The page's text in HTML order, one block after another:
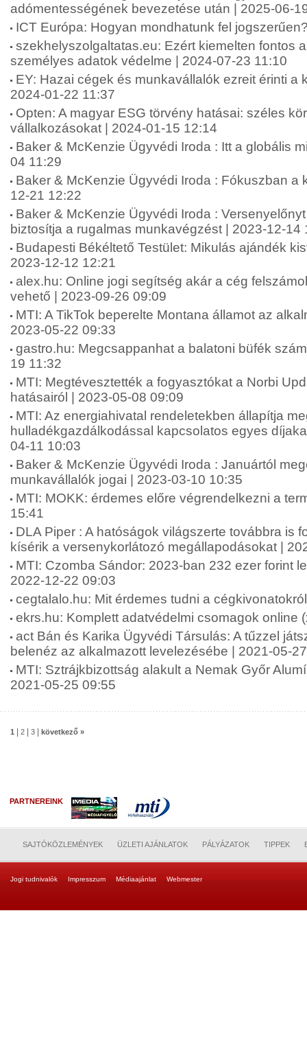
adómentességének bevezetése után | 2025-06-
ICT Európa: Hogyan mondhatunk fel
szekhelyszolgaltatas.eu: Ezért kiemelten fontos
személyes adatok védelme | 2024-07-23 11:10
EY: Hazai cégek és munkavállalók ezreit érinti a
2024-01-22 11:37
Opten: A magyar ESG törvény hatásai: széles
vállalkozásokat | 2024-01-15 12:14
Baker & McKenzie Ügyvédi Iroda : Itt a globális
04 11:29
Baker & McKenzie Ügyvédi Iroda : Fókuszban a
12-21 12:22
Baker & McKenzie Ügyvédi Iroda :
biztosítja a rugalmas munkavégzést | 2023-12-14
Budapesti Békéltető Testület: Mikulás ajándék
2023-12-12 12:21
alex.hu: Online jogi segítség akár a cég
vehető | 2023-09-26 09:09
MTI: A TikTok beperelte Montana államot az
2023-05-22 09:33
gastro.hu: Megcsappanhat a balatoni büfék
19 11:32
MTI: Megtévesztették a fogyasztókat a Norbi
hatásairól | 2023-05-08 09:09
MTI: Az energiahivatal rendeletekben állapítja
hulladékgazdálkodással kapcsolatos egyes
04-11 10:03
Baker & McKenzie Ügyvédi Iroda : Januártól
munkavállalók jogai | 2023-03-10 10:35
MTI: MOKK: érdemes előre végrendelkezni a
15:41
DLA Piper : A hatóságok világszerte továbbra is
kísérik a versenykorlátozó megállapodásokat |
MTI: Czomba Sándor: 2023-ban 232 ezer forint
2022-12-22 09:03
cegtalalo.hu: Mit érdemes tudni a
ekrs.hu: Komplett adatvédelmi csomagok online
act Bán és Karika Ügyvédi Társulás: A tűzzel
belenéz az alkalmazott levelezésébe | 2021-05-
MTI: Sztrájkbizottság alakult a Nemak Győr
2021-05-25 09:55
1 2 3 következő »
PARTNEREINK
SAJTÓKÖZLEMÉNYEK ÜZLETI AJÁNLATOK PÁLYÁZATOK TIPPEK
Jogi tudnivalók Impresszum Médiaajánlat Webmester